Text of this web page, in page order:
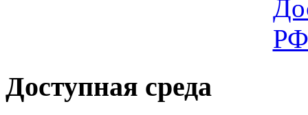
Доступная среда